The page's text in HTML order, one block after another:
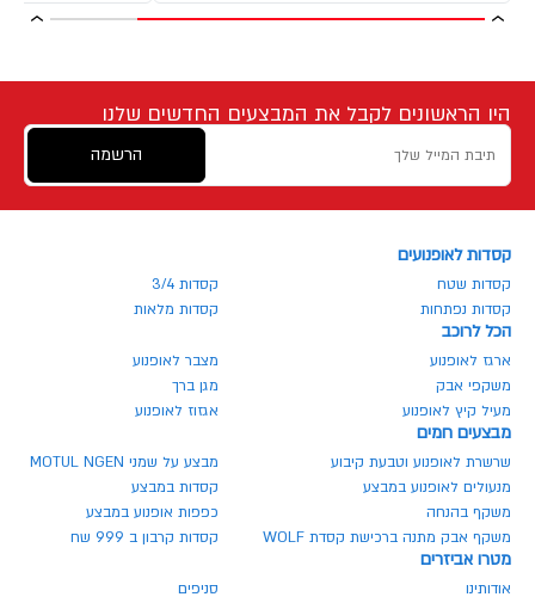
היו הראשונים לקבל את המבצעים החדשים שלנו
הרשמה
קסדות לאופנועים
קסדות שטח
קסדות 3/4
קסדות נפתחות
קסדות מלאות
הכל לרוכב
ארגז לאופנוע
מצבר לאופנוע
משקפי אבק
מגן ברך
מעיל קיץ לאופנוע
אגזוז לאופנוע
מבצעים חמים
שרשרת לאופנוע וטבעת קיבוע
מבצע על שמני MOTUL NGEN
מנעולים לאופנוע במבצע
קסדות במבצע
משקף בהנחה
כפפות אופנוע במבצע
משקף אבק מתנה ברכישת קסדת WOLF
קסדות קרבון ב 999 שח
מטרו אביזרים
אודותינו סניפים